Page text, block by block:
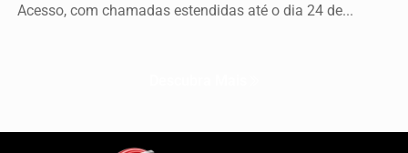
Acesso, com chamadas estendidas até o dia 24 de...